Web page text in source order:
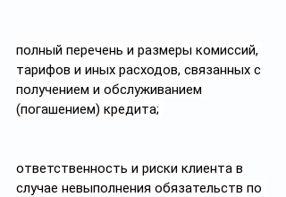
полный перечень и размеры комиссий,
тарифов и иных расходов, связанных с
получением и обслуживанием
(погашением) кредита;
ответственность и риски клиента в
случае невыполнения обязательств по